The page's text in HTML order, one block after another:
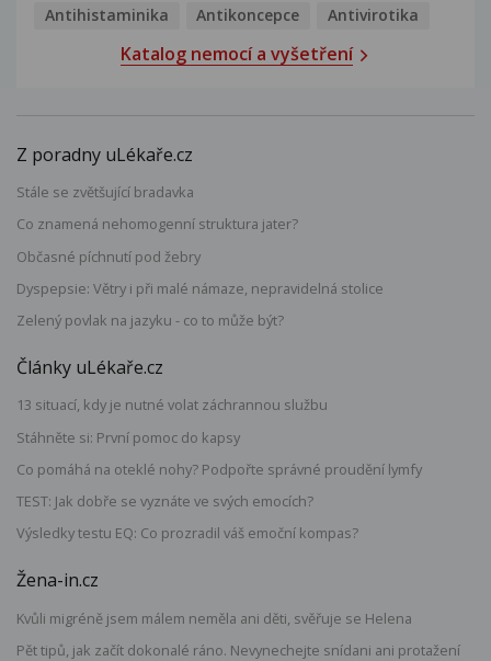
Antihistaminika
Antikoncepce Antivirotika
Katalog nemocí a vyšetření
Z poradny uLékaře.cz
Stále se zvětšující bradavka
Co znamená nehomogenní struktura jater?
Občasné píchnutí pod žebry
Dyspepsie: Větry i při malé námaze, nepravidelná stolice
Zelený povlak na jazyku - co to může být?
Články uLékaře.cz
13 situací, kdy je nutné volat záchrannou službu
Stáhněte si: První pomoc do kapsy
Co pomáhá na oteklé nohy? Podpořte správné proudění lymfy
TEST: Jak dobře se vyznáte ve svých emocích?
Výsledky testu EQ: Co prozradil váš emoční kompas?
Žena-in.cz
Kvůli migréně jsem málem neměla ani děti, svěřuje se Helena
Pět tipů, jak začít dokonalé ráno. Nevynechejte snídani ani protažení